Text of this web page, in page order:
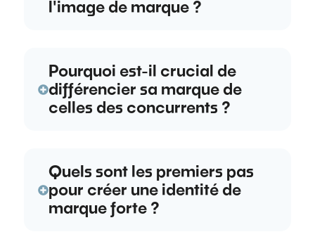
l'image de marque ?
Pourquoi est-il crucial de
différencier sa marque de
celles des concurrents ?
Quels sont les premiers pas
pour créer une identité de
marque forte ?